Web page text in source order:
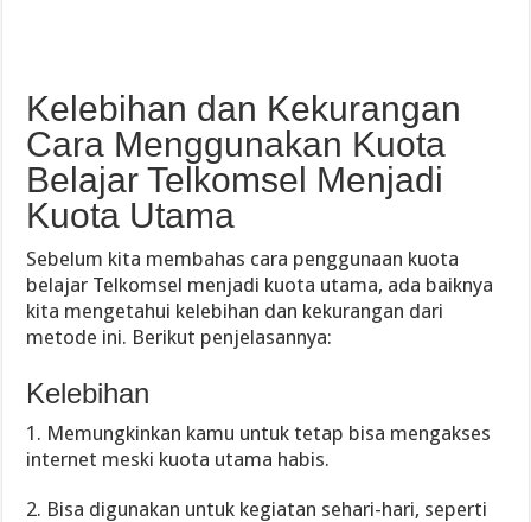
Kelebihan dan Kekurangan
Cara Menggunakan Kuota
Belajar Telkomsel Menjadi
Kuota Utama
Sebelum kita membahas cara penggunaan kuota
belajar Telkomsel menjadi kuota utama, ada baiknya
kita mengetahui kelebihan dan kekurangan dari
metode ini. Berikut penjelasannya:
Kelebihan
1. Memungkinkan kamu untuk tetap bisa mengakses
internet meski kuota utama habis.
2. Bisa digunakan untuk kegiatan sehari-hari, seperti